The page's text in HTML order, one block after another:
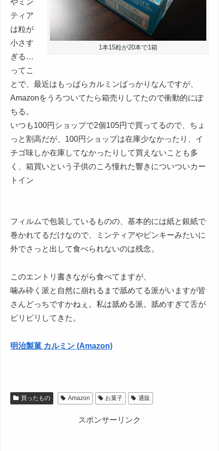
1本15粒が20本で1箱
やミン
ティア
は粒が
小さす
ぎる…
ってこ
とで、最近はもっぱらカルミンばっかりなんですが、
Amazonをうろついてたら箱売りしてたので衝動的にぽ
ちる。
いつも100円ショップで2個105円で買ってるので、ちょ
っと割高だが、100円ショップは在庫少なかったり、イ
チゴ味しか在庫してなかったりして買えないことも多
く、箱買いという子供のころ憧れた響きについついカー
トイン
フィルムで包装しているものの、基本的には紙と銀紙で
巻かれてるだけなので、ミンティアやピンキーみたいに
外でさっと出して食べられないのは残念。
このエントリ書きながら食べてますが、
噛み砕く派と自然に崩れるまで舐めてる派がいますが皆
さんどっちですかねぇ。私は舐める派。舐めすぎて舌が
ピリピリしてきた。
明治製菓 カルミン (Amazon)
買ったもの Amazon お菓子 通販
スポンサーリンク